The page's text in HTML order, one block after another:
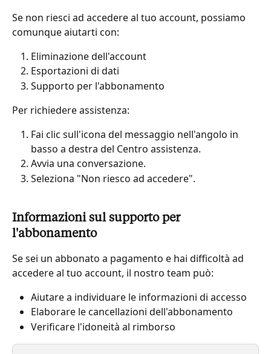
Se non riesci ad accedere al tuo account, possiamo
comunque aiutarti con:
Eliminazione dell'account
Esportazioni di dati
Supporto per l'abbonamento
Per richiedere assistenza:
Fai clic sull'icona del messaggio nell'angolo in
basso a destra del Centro assistenza.
Avvia una conversazione.
Seleziona "Non riesco ad accedere".
Informazioni sul supporto per
l'abbonamento
Se sei un abbonato a pagamento e hai difficoltà ad
accedere al tuo account, il nostro team può:
Aiutare a individuare le informazioni di accesso
Elaborare le cancellazioni dell'abbonamento
Verificare l'idoneità al rimborso